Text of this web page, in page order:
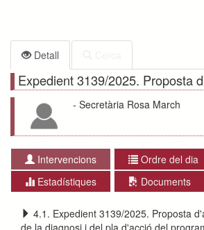
Detall
- Secretària Rosa March
Intervencions
Ordre del dia
Estadístiques
Documents
4.1. Expedient 3139/2025. Proposta
de la diagnosi i del pla d'acció del